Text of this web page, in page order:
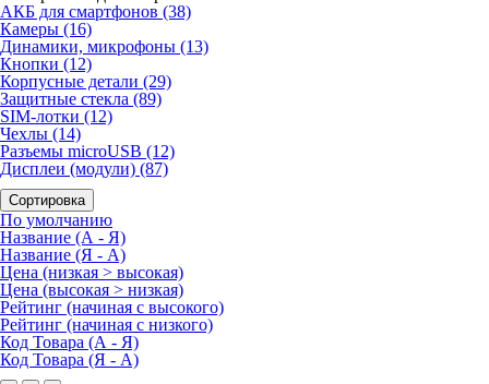
АКБ для смартфонов (38)
Камеры (16)
Динамики, микрофоны (13)
Кнопки (12)
Корпусные детали (29)
Защитные стекла (89)
SIM-лотки (12)
Чехлы (14)
Разъемы microUSB (12)
Дисплеи (модули) (87)
Сортировка
По умолчанию
Название (А - Я)
Название (Я - А)
Цена (низкая > высокая)
Цена (высокая > низкая)
Рейтинг (начиная с высокого)
Рейтинг (начиная с низкого)
Код Товара (А - Я)
Код Товара (Я - А)